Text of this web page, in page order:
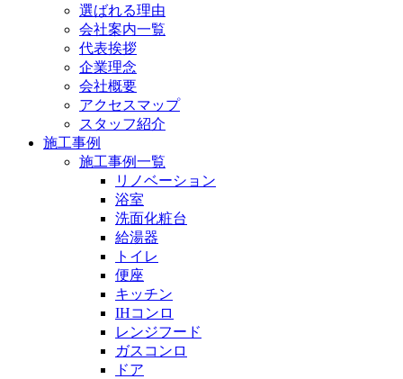
選ばれる理由
会社案内一覧
代表挨拶
企業理念
会社概要
アクセスマップ
スタッフ紹介
施工事例
施工事例一覧
リノベーション
浴室
洗面化粧台
給湯器
トイレ
便座
キッチン
IHコンロ
レンジフード
ガスコンロ
ドア